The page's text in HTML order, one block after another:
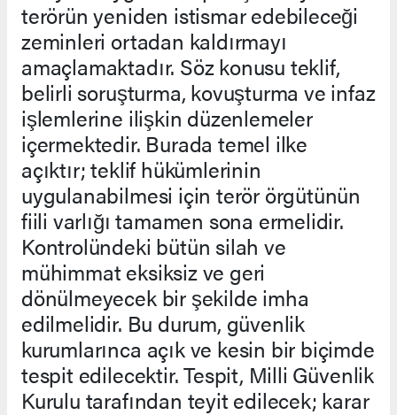
terörün yeniden istismar edebileceği
zeminleri ortadan kaldırmayı
amaçlamaktadır. Söz konusu teklif,
belirli soruşturma, kovuşturma ve infaz
işlemlerine ilişkin düzenlemeler
içermektedir. Burada temel ilke
açıktır; teklif hükümlerinin
uygulanabilmesi için terör örgütünün
fiili varlığı tamamen sona ermelidir.
Kontrolündeki bütün silah ve
mühimmat eksiksiz ve geri
dönülmeyecek bir şekilde imha
edilmelidir. Bu durum, güvenlik
kurumlarınca açık ve kesin bir biçimde
tespit edilecektir. Tespit, Milli Güvenlik
Kurulu tarafından teyit edilecek; karar